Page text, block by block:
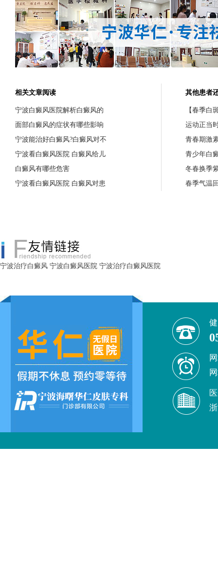
相关文章阅读
宁波白癜风医院解析白癜风的
面部白癜风的症状有哪些影响
宁波能治好白癜风?白癜风对不
宁波看白癜风医院 白癜风给儿
白癜风有哪些危害
宁波看白癜风医院 白癜风对患
其他患者
【春季白
运动正当
青春期激
青少年白
冬春换季
春季气温
宁波治疗白癜风 宁波白癜风医院 宁波治疗白癜风医院